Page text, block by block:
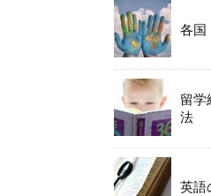
各国
留学
法
英語